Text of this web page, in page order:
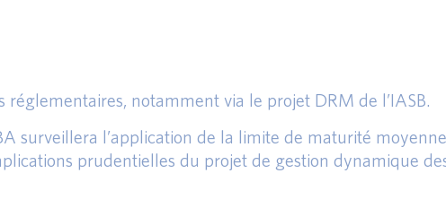
réglementaires, notamment via le projet DRM de l’IASB.
surveillera l’application de la limite de maturité
prudentielles du projet de gestion dynamique